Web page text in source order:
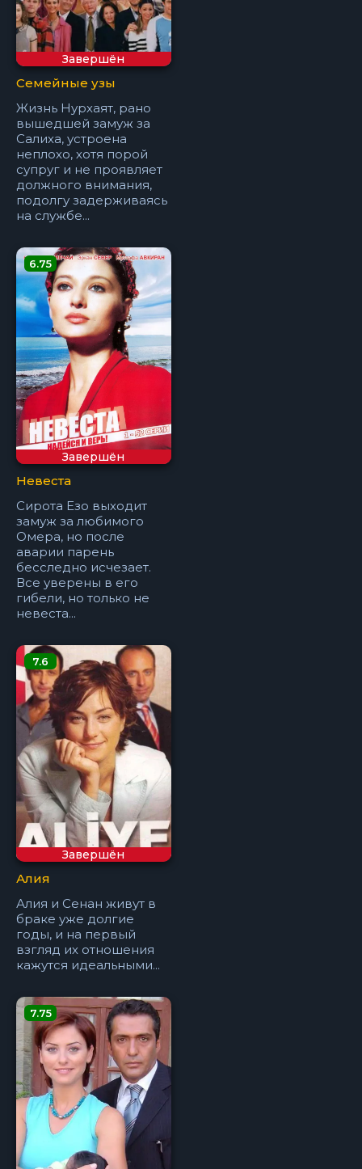
Завершён
Семейные узы
Жизнь Нурхаят, рано
вышедшей замуж за
Салиха, устроена
неплохо, хотя порой
супруг и не проявляет
должного внимания,
подолгу задерживаясь
на службе...
Завершён
6.75
Невеста
Сирота Езо выходит
замуж за любимого
Омера, но после
аварии парень
бесследно исчезает.
Все уверены в его
гибели, но только не
невеста...
Завершён
7.6
Алия
Алия и Сенан живут в
браке уже долгие
годы, и на первый
взгляд их отношения
кажутся идеальными...
7.75